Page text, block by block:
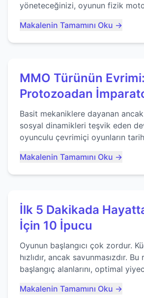
yöneteceğinizi, oyunun fizik motorunu nasıl
ustalaşacağınızı öğrenin...
Makalenin Tamamını Oku →
MMO Türünün Evrimi:
Protozoadan
Basit mekaniklere dayanan
sosyal dinamikleri teşvik eden
oyunculu çevrimiçi oyunların
Makalenin Tamamını Oku →
İlk 5 Dakikada
İçin 10 İpucu
Oyunun başlangıcı çok zordur.
hızlıdır, ancak savunmasızdır.
başlangıç alanlarını, optimal yiyecek tüketimini
kaçınacağınızı anlatıyor...
Makalenin Tamamını Oku →